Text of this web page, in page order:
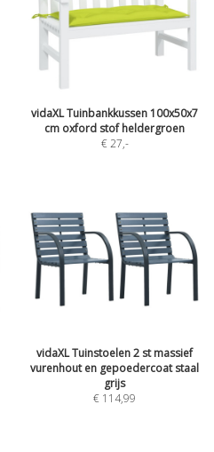
vidaXL Tuinbankkussen 100x50x7
cm oxford stof heldergroen
€ 27,-
vidaXL Tuinstoelen 2 st massief
vurenhout en gepoedercoat staal
grijs
€ 114,99